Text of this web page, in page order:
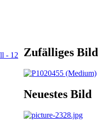
Zufälliges Bild
Neuestes Bild